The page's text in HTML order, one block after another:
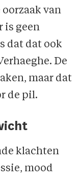
van
is geen
dat dat ook
De
maar dat
de pil.
klachten
mood